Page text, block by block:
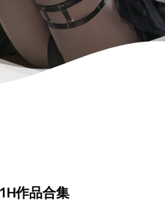
作品合集